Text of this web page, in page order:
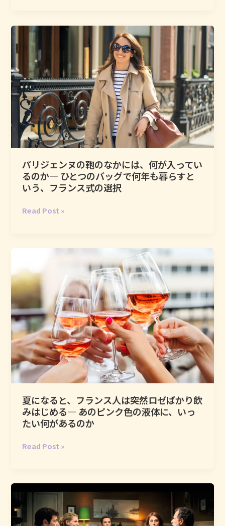
ァ
ー
と
い
う、
フ
ラ
ン
女
性
の
秘
情
と
の
に、
フ
ラ
ン
ス
が
ひ
そ
に
る
理
想
パリジェンヌの鞄のなかには、何が入ってい
るのか― ひとつのバッグで何年も暮らすと
いう、フランス式の選択
パ
ェ
ヌ
の
鞄
の
な
か
に
は、
何
が
っ
て
い
の
つ
の
Read Post »
夏になると、フランス人は突然ロゼばかり飲
みはじめる― あのピンク色の液体に、いっ
たい何があるのか
夏
る
と、
フ
Read Post »